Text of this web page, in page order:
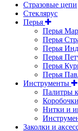
Cтразовые цепи
Стеклярус
Перья
Перья
Перья
Перья
Перья
Перья
Перья
Инструменты
Палитры
Нитки и
Заколки и